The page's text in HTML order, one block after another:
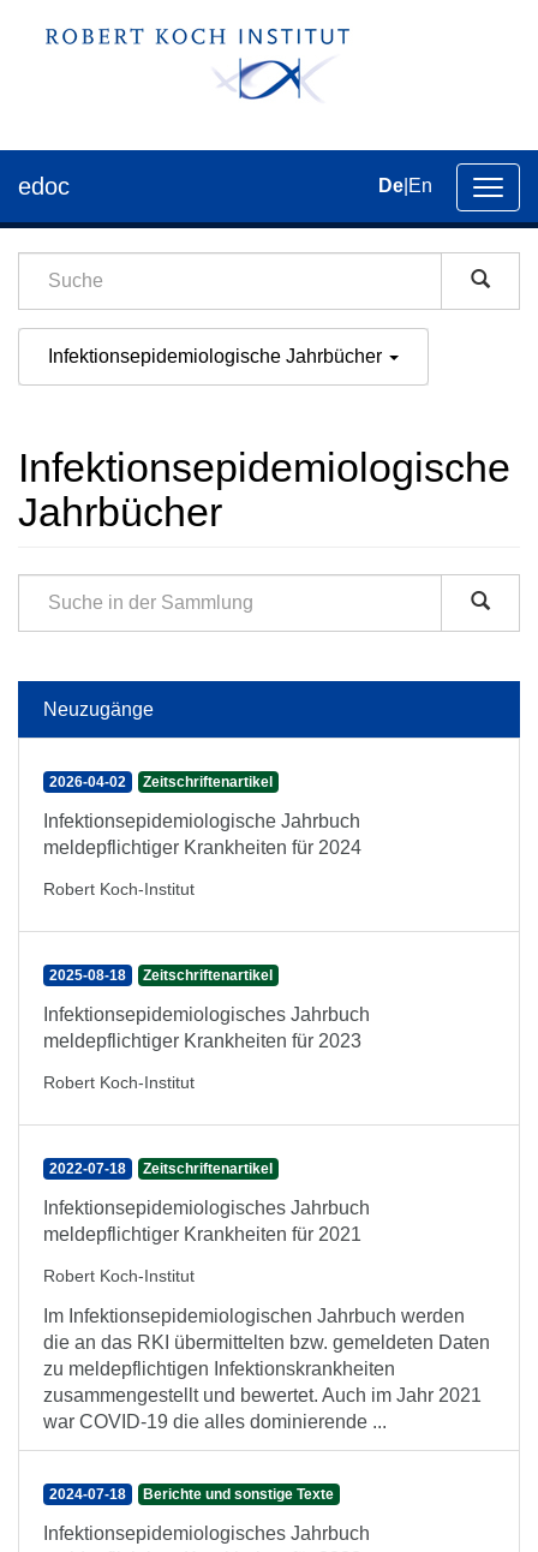
der
edoc De En
Infektionsepidemiologische Jahrbücher
Infektionsepidemiologische
Jahrbücher
Neuzugänge
2026-04-02 Zeitschriftenartikel
Infektionsepidemiologische Jahrbuch
meldepflichtiger Krankheiten für 2024
Robert Koch-Institut
2025-08-18 Zeitschriftenartikel
Infektionsepidemiologisches Jahrbuch
meldepflichtiger Krankheiten für 2023
Robert Koch-Institut
2022-07-18 Zeitschriftenartikel
Infektionsepidemiologisches Jahrbuch
meldepflichtiger Krankheiten für 2021
Robert Koch-Institut
Im Infektionsepidemiologischen Jahrbuch werden
die an das RKI übermittelten bzw. gemeldeten Daten
zu meldepflichtigen Infektionskrankheiten
zusammengestellt und bewertet. Auch im Jahr 2021
war COVID-19 die alles dominierende ...
2024-07-18 Berichte und sonstige Texte
Infektionsepidemiologisches Jahrbuch